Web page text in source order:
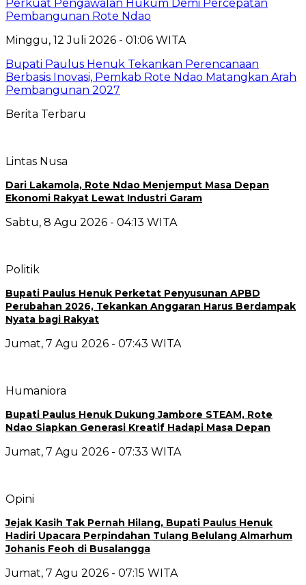
Perkuat Pengawalan Hukum Demi Percepatan
Pembangunan Rote Ndao
Minggu, 12 Juli 2026 - 01:06 WITA
Bupati Paulus Henuk Tekankan Perencanaan
Berbasis Inovasi, Pemkab Rote Ndao Matangkan Arah
Pembangunan 2027
Berita Terbaru
Lintas Nusa
Dari Lakamola, Rote Ndao Menjemput Masa Depan
Ekonomi Rakyat Lewat Industri Garam
Sabtu, 8 Agu 2026 - 04:13 WITA
Politik
Bupati Paulus Henuk Perketat Penyusunan APBD
Perubahan 2026, Tekankan Anggaran Harus Berdampak
Nyata bagi Rakyat
Jumat, 7 Agu 2026 - 07:43 WITA
Humaniora
Bupati Paulus Henuk Dukung Jambore STEAM, Rote
Ndao Siapkan Generasi Kreatif Hadapi Masa Depan
Jumat, 7 Agu 2026 - 07:33 WITA
Opini
Jejak Kasih Tak Pernah Hilang, Bupati Paulus Henuk
Hadiri Upacara Perpindahan Tulang Belulang Almarhum
Johanis Feoh di Busalangga
Jumat, 7 Agu 2026 - 07:15 WITA